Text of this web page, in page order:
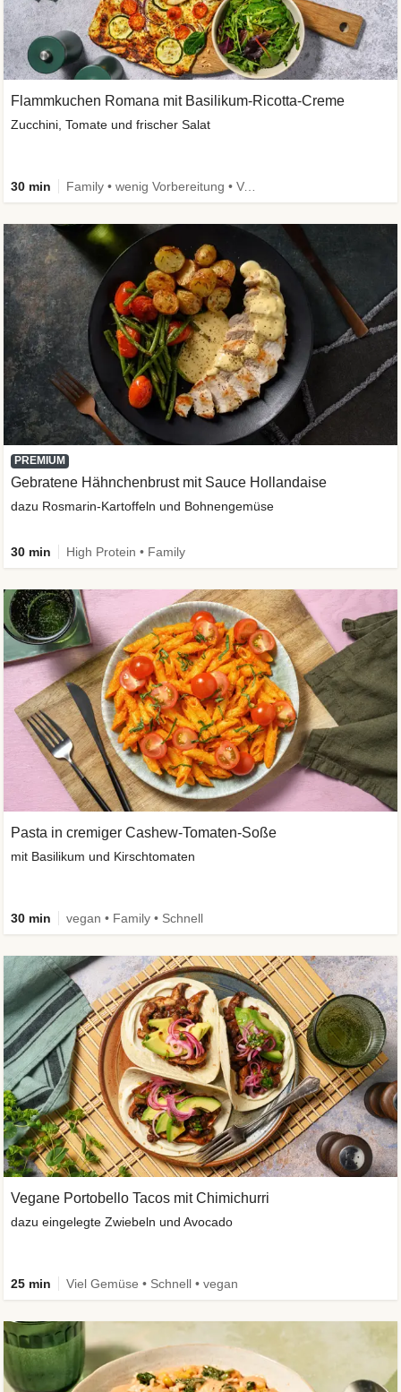
Flammkuchen Romana mit Basilikum-Ricotta-Creme
Zucchini, Tomate und frischer Salat
30 min Family • wenig Vorbereitung • Vegetarisch
PREMIUM
Gebratene Hähnchenbrust mit Sauce Hollandaise
dazu Rosmarin-Kartoffeln und Bohnengemüse
30 min High Protein • Family
Pasta in cremiger Cashew-Tomaten-Soße
mit Basilikum und Kirschtomaten
30 min vegan • Family • Schnell
Vegane Portobello Tacos mit Chimichurri
dazu eingelegte Zwiebeln und Avocado
25 min Viel Gemüse • Schnell • vegan